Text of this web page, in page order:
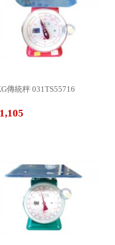
傳統秤 031TS55716